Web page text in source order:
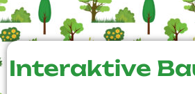
Interaktive